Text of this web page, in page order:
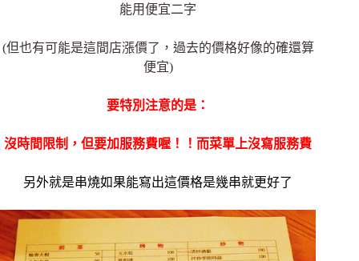
能用便宜二字
(但也有可能是這間店漲價了，過去的價格好像的確還算
便宜)
要特別注意的是：
沒時間限制，但要加服務費喔！！而菜單上沒寫服務費
另外就是串燒如果能寫出這價格是幾串就更好了